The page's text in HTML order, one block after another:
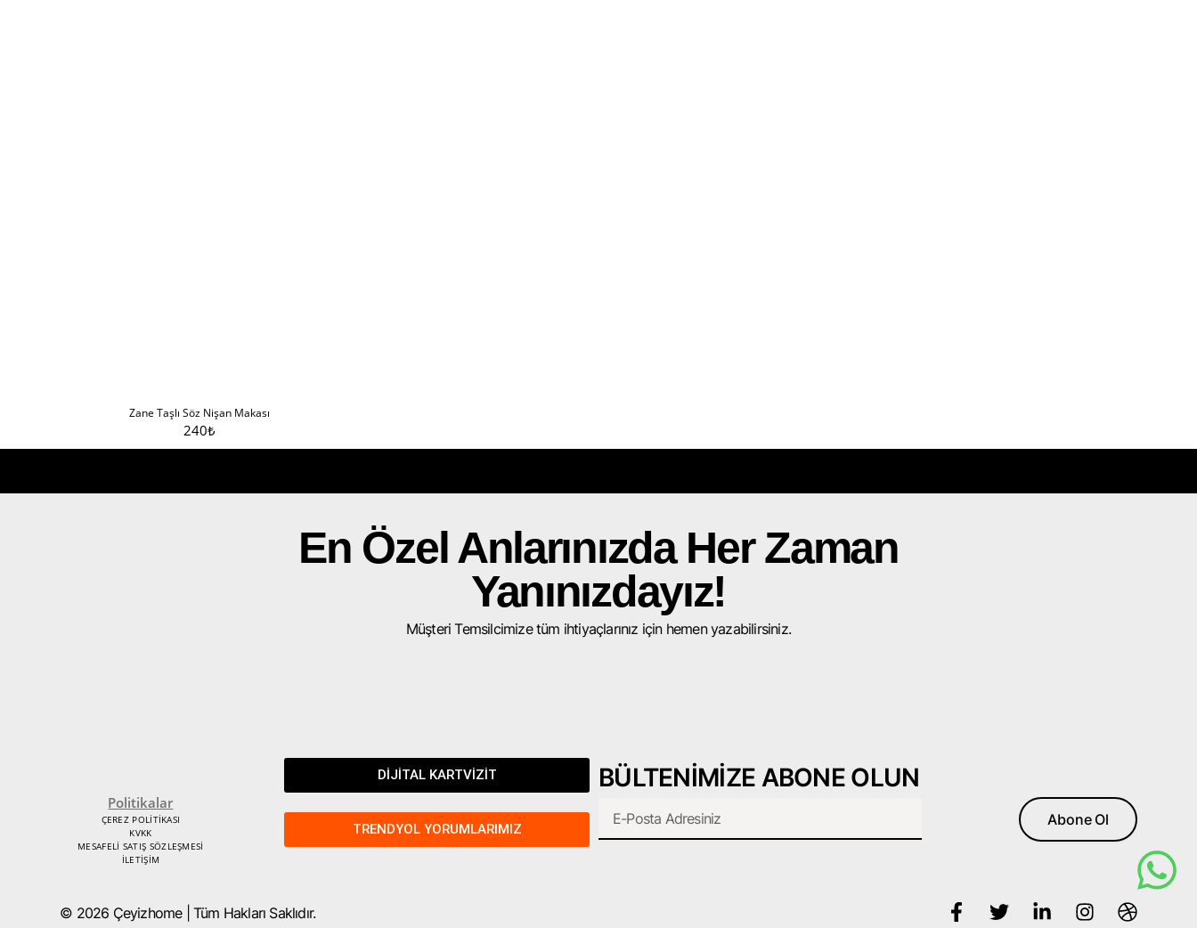
Sepete Ekle
Zane Taşlı Söz Nişan Makası
240₺
En Özel Anlarınızda Her Zaman
Yanınızdayız!
Müşteri Temsilcimize tüm ihtiyaçlarınız için hemen yazabilirsiniz.
Politikalar
ÇEREZ POLİTİKASI
KVKK
MESAFELİ SATIŞ SÖZLEŞMESİ
İLETİŞİM
DİJİTAL KARTVİZİT
TRENDYOL YORUMLARIMIZ
BÜLTENİMİZE ABONE OLUN
Abone Ol
© 2026 Çeyizhome | Tüm Hakları Saklıdır. F T L I D